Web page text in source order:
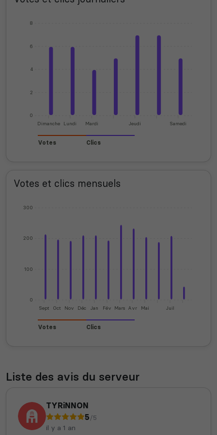
0
2
4
6
8
Dimanche Lundi Mardi Jeudi Samedi
Votes Clics
Votes et clics mensuels
0
100
200
300
Sept Oct Nov Déc Jan Fév Mars Avr Mai Juil
Votes Clics
Liste des avis du serveur
TYRiNNON
5/5
il y a 1 an